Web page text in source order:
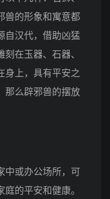
兽的形象和寓意都
自汉代，借助凶猛
在玉器、石器、
身上，具有平安之
那么辟邪兽的摆放
或办公场所，可
的平安和健康。